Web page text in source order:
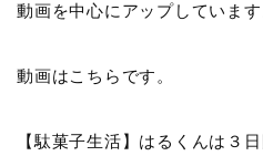
動画を中心にアップしています
動画はこちらです。
【駄菓子生活】はるくんは３